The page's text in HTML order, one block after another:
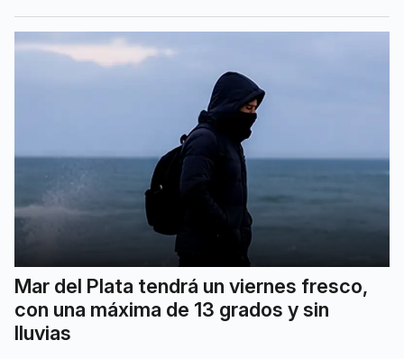
Mar del Plata tendrá un viernes fresco,
con una máxima de 13 grados y sin
lluvias